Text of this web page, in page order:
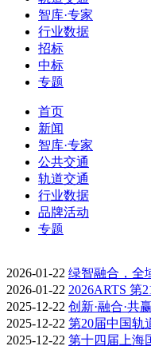
智库·专家
行业数据
招标
中标
专题
首页
新闻
智库·专家
公共交通
轨道交通
行业数据
品牌活动
专题
2026-01-22 绿智融合，全
2026-01-22 2026ARTS 第
2025-12-22 创新·融合·
2025-12-22 第20届中国轨
2025-12-22 第十四届上海